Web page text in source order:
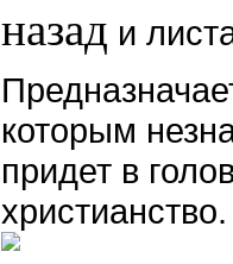
назад и
которым
придет в